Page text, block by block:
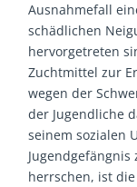
Ausnahmefall
schädlichen
hervorgetreten
Zuchtmittel zur
wegen der
der Jugendliche
seinem sozialen
herrschen, ist